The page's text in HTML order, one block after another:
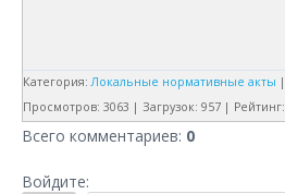
Категория: Локальные нормативные акты |
Просмотров: 3063 | Загрузок: 957 | Рейтинг:
Всего комментариев: 0
Войдите: